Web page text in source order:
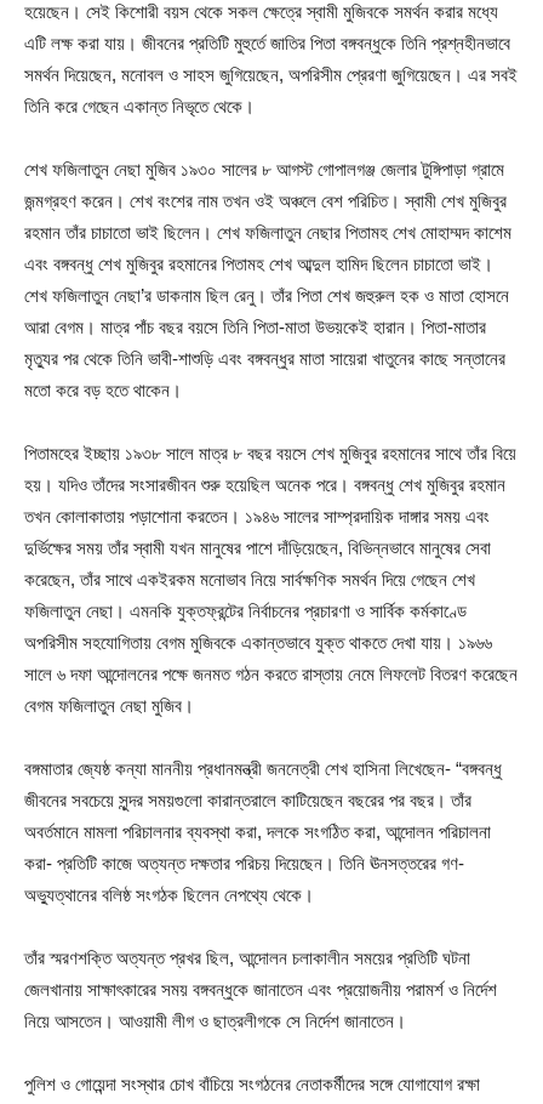
হয়েছেন। সেই কিশোরী বয়স থেকে সকল ক্ষেত্রে স্বামী মুজিবকে সমর্থন করার মধ্যে
এটি লক্ষ করা যায়। জীবনের প্রতিটি মুহুর্তে জাতির পিতা বঙ্গবন্ধুকে তিনি প্রশ্নহীনভাবে
সমর্থন দিয়েছেন, মনোবল ও সাহস জুগিয়েছেন, অপরিসীম প্রেরণা জুগিয়েছেন। এর সবই
তিনি করে গেছেন একান্ত নিভৃতে থেকে।
শেখ ফজিলাতুন নেছা মুজিব ১৯৩০ সালের ৮ আগস্ট গোপালগঞ্জ জেলার টুঙ্গিপাড়া গ্রামে
জন্মগ্রহণ করেন। শেখ বংশের নাম তখন ওই অঞ্চলে বেশ পরিচিত। স্বামী শেখ মুজিবুর
রহমান তাঁর চাচাতো ভাই ছিলেন। শেখ ফজিলাতুন নেছার পিতামহ শেখ মোহাম্মদ কাশেম
এবং বঙ্গবন্ধু শেখ মুজিবুর রহমানের পিতামহ শেখ আব্দুল হামিদ ছিলেন চাচাতো ভাই।
শেখ ফজিলাতুন নেছা’র ডাকনাম ছিল রেনু। তাঁর পিতা শেখ জহুরুল হক ও মাতা হোসনে
আরা বেগম। মাত্র পাঁচ বছর বয়সে তিনি পিতা-মাতা উভয়কেই হারান। পিতা-মাতার
মৃত্যুর পর থেকে তিনি ভাবী-শাশুড়ি এবং বঙ্গবন্ধুর মাতা সায়েরা খাতুনের কাছে সন্তানের
মতো করে বড় হতে থাকেন।
পিতামহের ইচ্ছায় ১৯৩৮ সালে মাত্র ৮ বছর বয়সে শেখ মুজিবুর রহমানের সাথে তাঁর বিয়ে
হয়। যদিও তাঁদের সংসারজীবন শুরু হয়েছিল অনেক পরে। বঙ্গবন্ধু শেখ মুজিবুর রহমান
তখন কোলাকাতায় পড়াশোনা করতেন। ১৯৪৬ সালের সাম্প্রদায়িক দাঙ্গার সময় এবং
দুর্ভিক্ষের সময় তাঁর স্বামী যখন মানুষের পাশে দাঁড়িয়েছেন, বিভিন্নভাবে মানুষের সেবা
করেছেন, তাঁর সাথে একইরকম মনোভাব নিয়ে সার্বক্ষণিক সমর্থন দিয়ে গেছেন শেখ
ফজিলাতুন নেছা। এমনকি যুক্তফ্রন্টের নির্বাচনের প্রচারণা ও সার্বিক কর্মকাণ্ডে
অপরিসীম সহযোগিতায় বেগম মুজিবকে একান্তভাবে যুক্ত থাকতে দেখা যায়। ১৯৬৬
সালে ৬ দফা আন্দোলনের পক্ষে জনমত গঠন করতে রাস্তায় নেমে লিফলেট বিতরণ করেছেন
বেগম ফজিলাতুন নেছা মুজিব।
বঙ্গমাতার জ্যেষ্ঠ কন্যা মাননীয় প্রধানমন্ত্রী জননেত্রী শেখ হাসিনা লিখেছেন- “বঙ্গবন্ধু
জীবনের সবচেয়ে সুন্দর সময়গুলো কারান্তরালে কাটিয়েছেন বছরের পর বছর। তাঁর
অবর্তমানে মামলা পরিচালনার ব্যবস্থা করা, দলকে সংগঠিত করা, আন্দোলন পরিচালনা
করা- প্রতিটি কাজে অত্যন্ত দক্ষতার পরিচয় দিয়েছেন। তিনি ঊনসত্তরের গণ-
অভ্যুত্থানের বলিষ্ঠ সংগঠক ছিলেন নেপথ্যে থেকে।
তাঁর স্মরণশক্তি অত্যন্ত প্রখর ছিল, আন্দোলন চলাকালীন সময়ের প্রতিটি ঘটনা
জেলখানায় সাক্ষাৎকারের সময় বঙ্গবন্ধুকে জানাতেন এবং প্রয়োজনীয় পরামর্শ ও নির্দেশ
নিয়ে আসতেন। আওয়ামী লীগ ও ছাত্রলীগকে সে নির্দেশ জানাতেন।
পুলিশ ও গোয়েন্দা সংস্থার চোখ বাঁচিয়ে সংগঠনের নেতাকর্মীদের সঙ্গে যোগাযোগ রক্ষা